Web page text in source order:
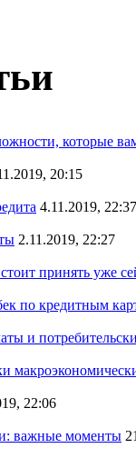
которые
20:15
4.11.2019, 22:37
2.11.2019, 22:27
принять уже
по кредитным
и
22:06
важные моменты